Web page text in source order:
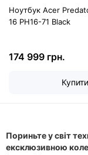
Ноутбук Acer
16 PH16-71 Black
174 999 грн.
Купити
Пориньте у світ
ексклюзивною